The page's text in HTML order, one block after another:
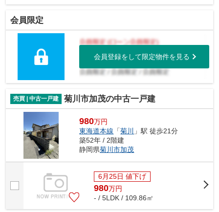
会員限定
会員登録をして限定物件を見る
売買 | 中古一戸建 菊川市加茂の中古一戸建
980万円
東海道本線 「菊川
」駅 徒歩21分
築52年 / 2階建
静岡県菊川市加茂
6月25日 値下げ
980万円
- / 5LDK / 109.86㎡